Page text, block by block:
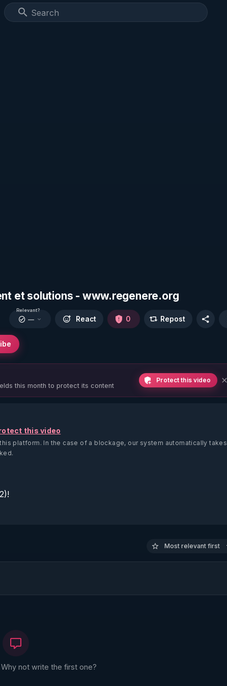
et solutions - www.regenere.org
Relevant?
— React 0 Repost
this month to protect its content
Protect this video
this video
platform. In the case of a blockage, our system automatically takes
Most relevant first
not write the first one?